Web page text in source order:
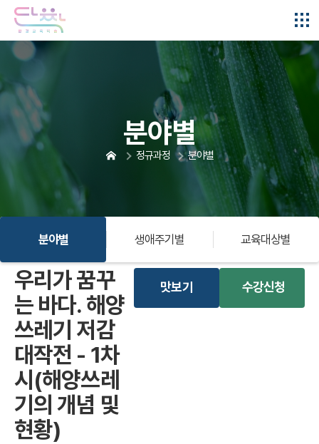
본문 콘텐츠 바로가기
분야별
분야별 생애주기별 교육대상별
정규과정 분야별
우리가 꿈꾸
는 바다. 해양
쓰레기 저감
대작전 - 1차
시(해양쓰레
기의 개념 및
현황)
맛보기 수강신청